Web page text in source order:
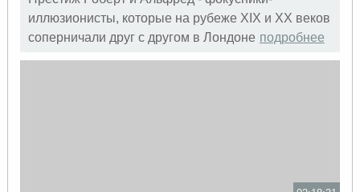
иллюзионисты, которые на рубеже XIX и XX веков
соперничали друг с другом в Лондоне подробнее